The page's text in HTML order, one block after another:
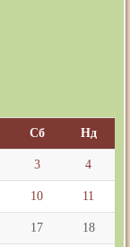
Сб Нд
3 4
10 11
17 18